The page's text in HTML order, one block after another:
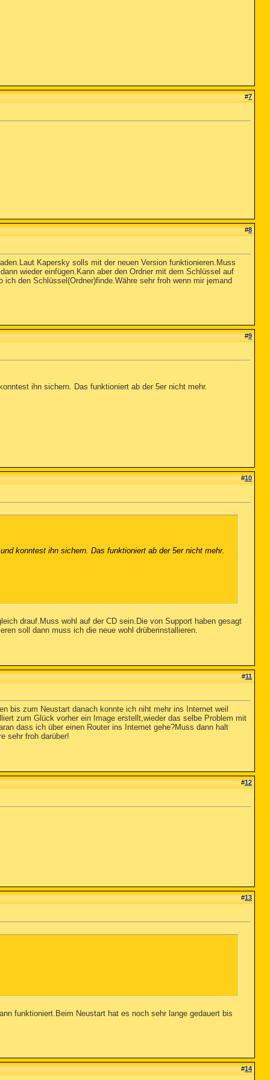
#7
#8
Kapersky solls mit der neuen Version funktionieren.Muss
wieder einfügen.Kann aber den Ordner mit dem Schlüssel auf
den Schlüssel(Ordner)finde.Währe sehr froh wenn mir jemand
#9
ihn sichern. Das funktioniert ab der 5er nicht mehr.
#10
konntest ihn sichern. Das funktioniert ab der 5er nicht mehr.
drauf.Muss wohl auf der CD sein.Die von Support haben gesagt
soll dann muss ich die neue wohl drüberinstallieren.
#11
bis zum Neustart danach konnte ich niht mehr ins Internet weil
zum Glück vorher ein Image erstellt,wieder das selbe Problem mit
dass ich über einen Router ins Internet gehe?Muss dann halt
sehr froh darüber!
#12
#13
funktioniert.Beim Neustart hat es noch sehr lange gedauert bis
#14